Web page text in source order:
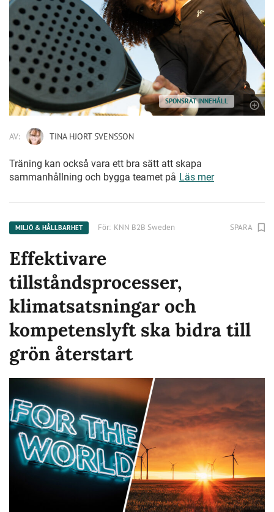
SPONSRAT INNEHÅLL
AV: TINA HJORT SVENSSON
Träning kan också vara ett bra sätt att skapa
sammanhållning och bygga teamet på Läs mer
MILJÖ & HÅLLBARHET För: KNN B2B Sweden SPARA
Effektivare
tillståndsprocesser,
klimatsatsningar och
kompetenslyft ska bidra till
grön återstart